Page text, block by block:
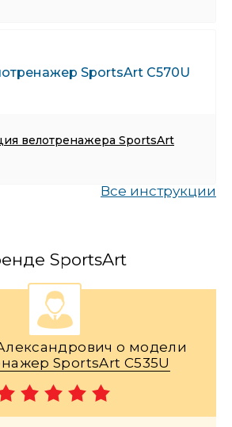
SportsArt C570U
SportsArt
Все инструкции
SportsArt
о модели
SportsArt C535U